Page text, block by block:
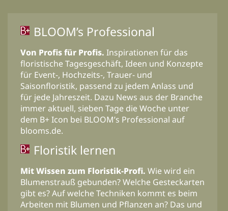
BLOOM’s Professional
Von Profis für Profis. Inspirationen für das
floristische Tagesgeschäft, Ideen und Konzepte
für Event-, Hochzeits-, Trauer- und
Saisonfloristik, passend zu jedem Anlass und
für jede Jahreszeit. Dazu News aus der Branche
immer aktuell, sieben Tage die Woche unter
dem B+ Icon bei BLOOM’s Professional auf
blooms.de.
Floristik lernen
Mit Wissen zum Floristik-Profi. Wie wird ein
Blumenstrauß gebunden? Welche Gesteckarten
gibt es? Auf welche Techniken kommt es beim
Arbeiten mit Blumen und Pflanzen an? Das und